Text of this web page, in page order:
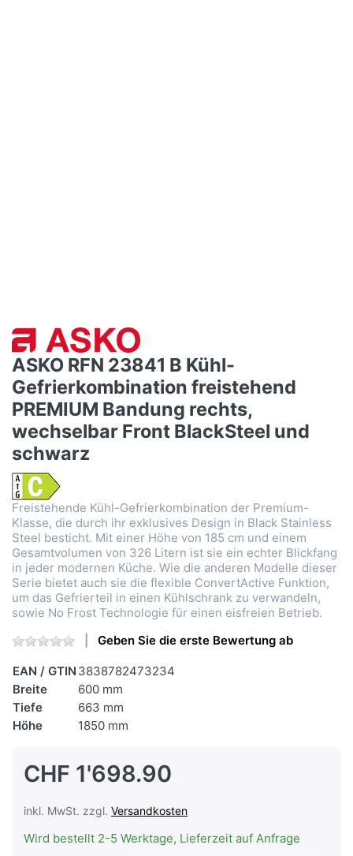
ASKO RFN 23841 B Kühl-
Gefrierkombination freistehend
PREMIUM Bandung rechts,
wechselbar Front BlackSteel und
schwarz
Freistehende Kühl-Gefrierkombination der Premium-
Klasse, die durch ihr exklusives Design in Black Stainless
Steel besticht. Mit einer Höhe von 185 cm und einem
Gesamtvolumen von 326 Litern ist sie ein echter Blickfang
in jeder modernen Küche. Wie die anderen Modelle dieser
Serie bietet auch sie die flexible ConvertActive Funktion,
um das Gefrierteil in einen Kühlschrank zu verwandeln,
sowie No Frost Technologie für einen eisfreien Betrieb.
Geben Sie die erste Bewertung ab
EAN / GTIN 3838782473234
Breite
600 mm
Tiefe
663 mm
Höhe
1850 mm
CHF 1'698.90
inkl. MwSt. zzgl. Versandkosten
Wird bestellt 2-5 Werktage, Lieferzeit auf Anfrage